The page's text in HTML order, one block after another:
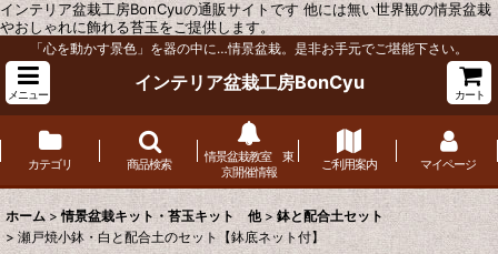
インテリア盆栽工房BonCyuの通販サイトです 他には無い世界観の情景盆栽
やおしゃれに飾れる苔玉をご提供します。
「心を動かす景色」を器の中に…情景盆栽。是非お手元でご堪能下さい。
メニュー
インテリア盆栽工房BonCyu
カート
カテゴリ 商品検索
情景盆栽教室 東
京開催情報
ご利用案内 マイページ
ホーム > 情景盆栽キット・苔玉キット 他 > 鉢と配合土セット
> 瀬戸焼小鉢・白と配合土のセット【鉢底ネット付】